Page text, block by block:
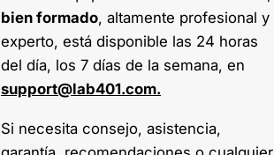
bien formado, altamente profesional y
experto, está disponible las 24 horas
del día, los 7 días de la semana, en
support@lab401.com.
Si necesita consejo, asistencia,